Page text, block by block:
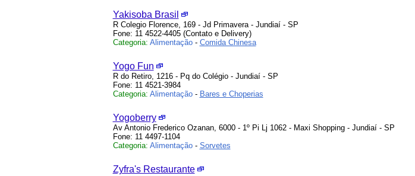
Yakisoba Brasil
R Colegio Florence, 169 - Jd Primavera - Jundiaí - SP
Fone: 11 4522-4405 (Contato e Delivery)
Categoria: Alimentação- Comida Chinesa
Yogo Fun
R do Retiro, 1216 - Pq do Colégio - Jundiaí - SP
Fone: 11 4521-3984
Categoria: Alimentação- Bares e Choperias
Yogoberry
Av Antonio Frederico Ozanan, 6000 - 1º Pi Lj 1062 - Maxi Shopping - Jundiaí - SP
Fone: 11 4497-1104
Categoria: Alimentação- Sorvetes
Zyfra's Restaurante